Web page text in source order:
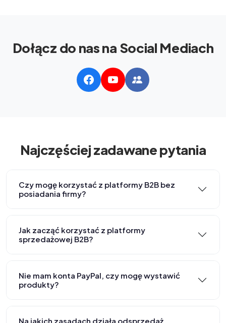
Dołącz do nas na Social Mediach
Najczęściej zadawane pytania
Czy mogę korzystać z platformy B2B bez
posiadania firmy?
Jak zacząć korzystać z platformy
sprzedażowej B2B?
Nie mam konta PayPal, czy mogę wystawić
produkty?
Na jakich zasadach działa odsprzedaż